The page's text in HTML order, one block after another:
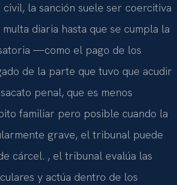
civil, la sanción suele ser coercitiva
diaria hasta que se cumpla la
—como el pago de los
de la parte que tuvo que acudir
penal, que es menos
familiar pero posible cuando la
grave, el tribunal puede
cárcel. , el tribunal evalúa las
y actúa dentro de los